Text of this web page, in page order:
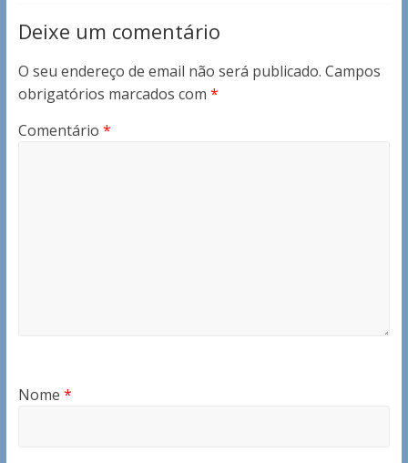
Deixe um comentário
O seu endereço de email não será publicado. Campos
obrigatórios marcados com *
Comentário *
Nome *